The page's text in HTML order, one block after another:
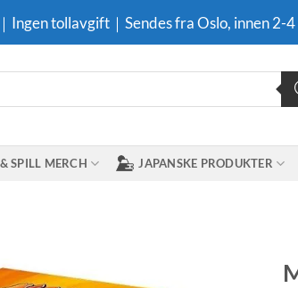
Ingen tollavgift｜Sendes fra Oslo, innen 2-
SPILL MERCH JAPANSKE PRODUKTER